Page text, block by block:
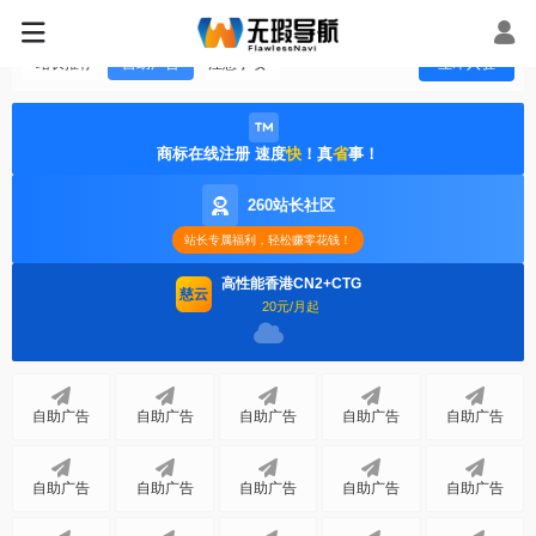
站长推荐 自助广告 注意事项 立即入驻
商标在线注册 速度快 ！真省事！
260站长社区
站长专属福利，轻松赚零花钱！
慈云
高性能香港CN2+CTG
20元/月起
自助广告 自助广告 自助广告 自助广告 自助广告
自助广告 自助广告 自助广告 自助广告 自助广告